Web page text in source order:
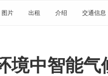
图片 出租 介绍 交通信息
境中智能